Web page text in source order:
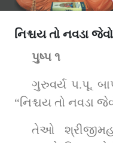
નિશ્ચય તો નવડા
પુષ્પ ૧
ગુરુવર્ય પ.પૂ.
“નિશ્ચય તો નવડા
તેઓ